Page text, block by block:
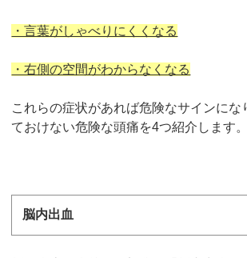
・言葉がしゃべりにくくなる
・右側の空間がわからなくなる
これらの症状があれば危険なサインにな
ておけない危険な頭痛を4つ紹介します。
脳内出血